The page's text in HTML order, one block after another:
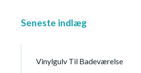
Seneste indlæg
Vinylgulv Til Badeværelse